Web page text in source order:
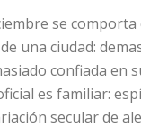
se comporta
una ciudad:
confiada en
es familiar:
secular de